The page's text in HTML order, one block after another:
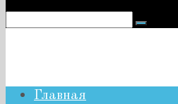
Главная